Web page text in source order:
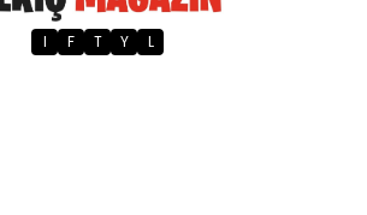
I F T Y L